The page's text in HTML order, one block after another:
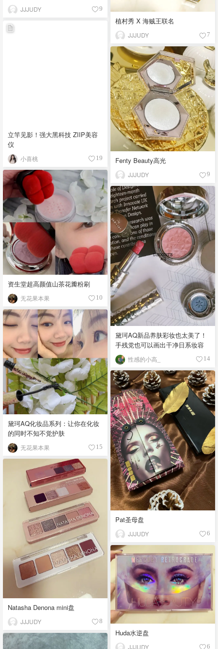
JJJUDY 9
植村秀 X 海贼王联名
JJJUDY 7
立竿见影！强大黑科技 ZIIP美容
仪
小喜桃 19 Fenty Beauty高光
JJJUDY 9
资生堂超高颜值山茶花瓣粉刷
无花果本果 10
黛珂AQ新品养肤彩妆也太美了！
手残党也可以画出干净日系妆容
性感的小高_ 14
黛珂AQ化妆品系列：让你在化妆
的同时不知不觉护肤
无花果本果 15
Pat圣母盘
JJJUDY 6
Natasha Denona mini盘
JJJUDY 8
Huda水逆盘
JJJUDY 6